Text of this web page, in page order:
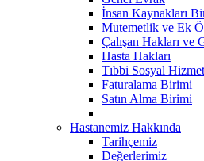
İnsan Kaynakları
Mutemetlik ve Ek
Çalışan Hakları
Hasta Hakları
Tıbbi Sosyal Hizmet
Faturalama Birimi
Satın Alma Birimi
Hastanemiz Hakkında
Tarihçemiz
Değerlerimiz